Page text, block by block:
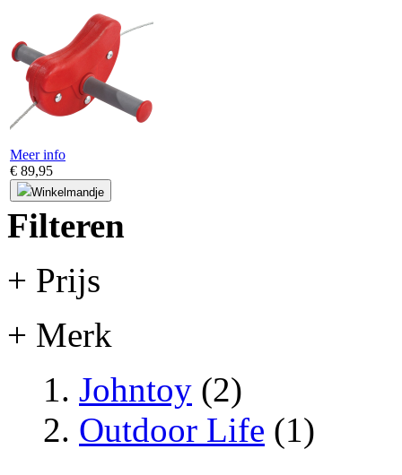
Meer info
€ 89,95
Winkelmandje
Filteren
+ Prijs
+ Merk
Johntoy (2)
Outdoor Life (1)